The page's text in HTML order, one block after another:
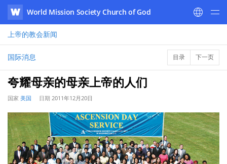
WATV
World Mission Society Church of God
上帝的教会新闻
国际消息 目录 下一页
夸耀母亲的母亲上帝的人们
国家 美国 日期 2011年12月20日